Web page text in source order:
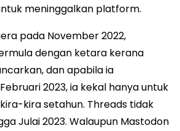
meninggalkan platform.
pada November 2022,
dengan ketara kerana
dan apabila ia
2023, ia kekal hanya untuk
kira setahun. Threads tidak
Julai 2023. Walaupun Mastodon